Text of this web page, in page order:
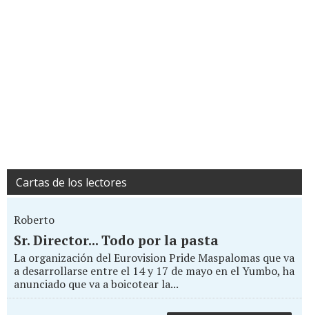
Cartas de los lectores
Roberto
Sr. Director... Todo por la pasta
La organización del Eurovision Pride Maspalomas que va
a desarrollarse entre el 14 y 17 de mayo en el Yumbo, ha
anunciado que va a boicotear la...